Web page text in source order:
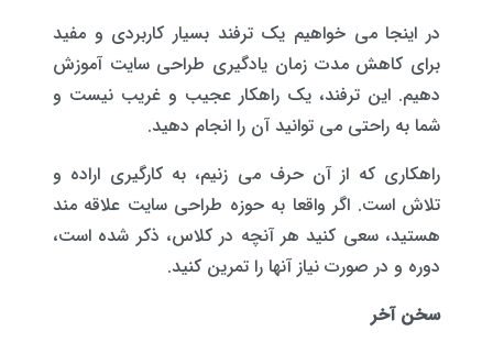
در اینجا می خواهیم یک ترفند بسیار کاربردی و مفید
برای کاهش مدت زمان یادگیری طراحی سایت آموزش
دهیم. این ترفند، یک راهکار عجیب و غریب نیست و
شما به راحتی می توانید آن را انجام دهید.
راهکاری که از آن حرف می زنیم، به کارگیری اراده و
تلاش است. اگر واقعا به حوزه طراحی سایت علاقه مند
هستید، سعی کنید هر آنچه در کلاس، ذکر شده است،
دوره و در صورت نیاز آنها را تمرین کنید.
سخن آخر